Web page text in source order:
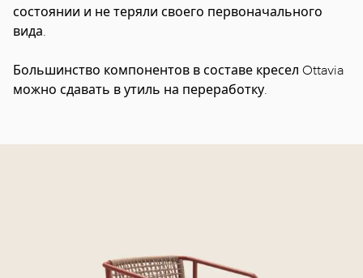
состоянии и не теряли своего первоначального
вида.
Большинство компонентов в составе кресел Ottavia
можно сдавать в утиль на переработку.